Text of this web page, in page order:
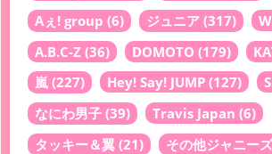
Aぇ! group (6) ジュニア (317)
A.B.C-Z (36) DOMOTO (179)
嵐 (227) Hey! Say! JUMP (127)
なにわ男子 (39) Travis Japan (6)
タッキー＆翼 (21) その他ジャニー